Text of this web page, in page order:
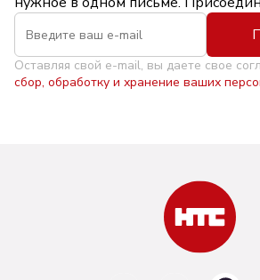
Оставляя свой e-mail, вы даете свое
сбор, обработку и хранение ваших